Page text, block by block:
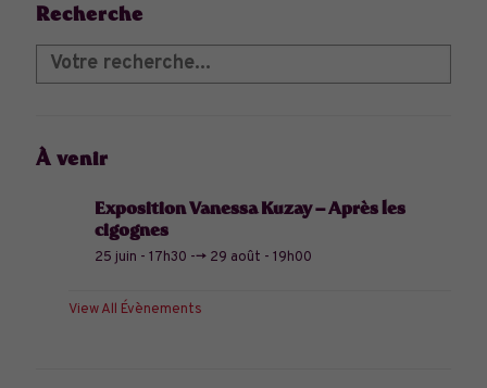
Recherche
À venir
Exposition Vanessa Kuzay – Après les
cigognes
25 juin - 17h30 --> 29 août - 19h00
View All Évènements